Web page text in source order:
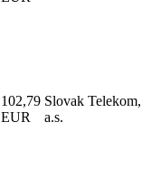
102,79
EUR
Slovak Telekom,
a.s.